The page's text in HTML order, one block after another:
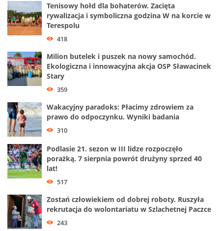
Tenisowy hołd dla bohaterów. Zacięta
rywalizacja i symboliczna godzina W na korcie w
Terespolu
418
Milion butelek i puszek na nowy samochód.
Ekologiczna i innowacyjna akcja OSP Sławacinek
Stary
359
Wakacyjny paradoks: Płacimy zdrowiem za
prawo do odpoczynku. Wyniki badania
310
Podlasie 21. sezon w III lidze rozpoczęło
porażką. 7 sierpnia powrót drużyny sprzed 40
lat!
517
Zostań człowiekiem od dobrej roboty. Ruszyła
rekrutacja do wolontariatu w Szlachetnej Paczce
243